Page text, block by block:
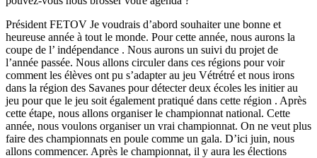
Président FETOV Je voudrais d’abord souhaiter une bonne et
heureuse année à tout le monde. Pour cette année, nous aurons la
coupe de l’ indépendance . Nous aurons un suivi du projet de
l’année passée. Nous allons circuler dans ces régions pour voir
comment les élèves ont pu s’adapter au jeu Vétrétré et nous irons
dans la région des Savanes pour détecter deux écoles les initier au
jeu pour que le jeu soit également pratiqué dans cette région . Après
cette étape, nous allons organiser le championnat national. Cette
année, nous voulons organiser un vrai championnat. On ne veut plus
faire des championnats en poule comme un gala. D’ici juin, nous
allons commencer. Après le championnat, il y aura les élections